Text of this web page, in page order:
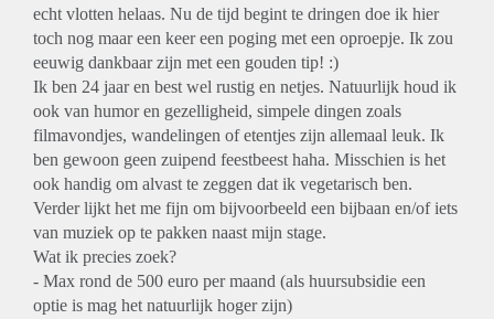
echt vlotten helaas. Nu de tijd begint te dringen doe ik hier
toch nog maar een keer een poging met een oproepje. Ik zou
eeuwig dankbaar zijn met een gouden tip! :)
Ik ben 24 jaar en best wel rustig en netjes. Natuurlijk houd ik
ook van humor en gezelligheid, simpele dingen zoals
filmavondjes, wandelingen of etentjes zijn allemaal leuk. Ik
ben gewoon geen zuipend feestbeest haha. Misschien is het
ook handig om alvast te zeggen dat ik vegetarisch ben.
Verder lijkt het me fijn om bijvoorbeeld een bijbaan en/of iets
van muziek op te pakken naast mijn stage.
Wat ik precies zoek?
- Max rond de 500 euro per maand (als huursubsidie een
optie is mag het natuurlijk hoger zijn)